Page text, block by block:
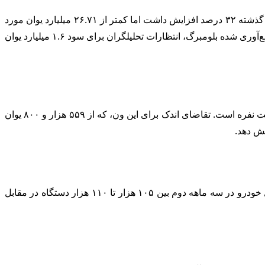
این خودروساز چینی فروش خودرو را ۲۴.۲۵ میلیارد یوان ( ۳.۶ میلیارد دلار) برای سه ماه منتهی به ۳۱ مارس گزارش داد که نسبت به سال گذشته ۳۲ درصد افزایش داشت اما کمتر از ۲۶.۷۱ میلیارد یوان مورد
نظر تحلیلگران بود. لی آتو در بیانیه‌ای اعلام کرد که درآمد خالص سه ماهه اول این شرکت ۱.۳ میلیارد یوان بوده است. بر اساس داده‌های جمع‌آوری شده بلومبرگ، انتظارات تحلیلگران برای سود ۱.۶ میلیارد یوان
لی آتو در سه ماهه گذشته ۸۰ هزار و ۴۰۰ وسیله نقلیه تحویل داد که شامل اولین محموله‌های اولین مدل الکتریکی باتری‌دار؛ ون MEGA هفت نفره است. تقاضای اندک برای این ون، که از ۵۵۹ هزار و ۸۰۰ یوان
قبل از عرضه MEGA، محدوده لی آتو شامل خودروهای برقی با برد وسیع با موتور بنزینی برای شارژ باتری‌ها بود. پیش بینی می شود تحویل خودرو در سه ماهه دوم بین ۱۰۵ هزار تا ۱۱۰ هزار دستگاه در مقابل